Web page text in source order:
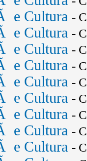
e Cultura -
e Cultura -
e Cultura -
e Cultura -
e Cultura -
e Cultura -
e Cultura -
e Cultura -
e Cultura -